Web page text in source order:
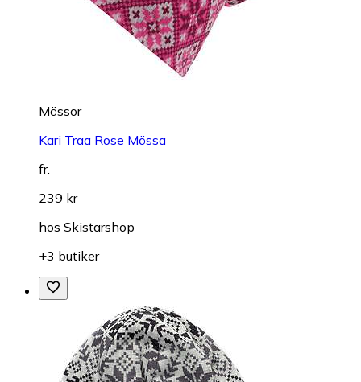
Mössor
Kari Traa Rose Mössa
fr.
239 kr
hos Skistarshop
+3 butiker